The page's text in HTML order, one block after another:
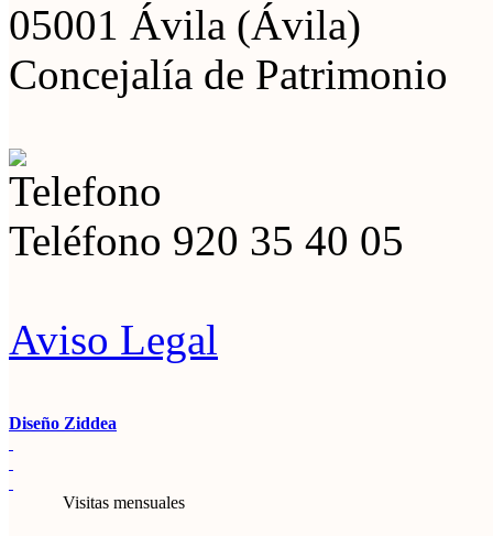
05001 Ávila (Ávila)
Concejalía de Patrimonio
Teléfono 920 35 40 05
Aviso Legal
Diseño Ziddea
Visitas mensuales